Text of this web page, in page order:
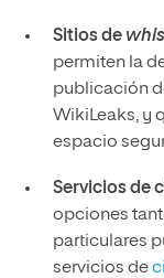
Sitios de
permiten la
publicación
WikiLeaks, y
espacio
Servicios de
opciones
particulares
servicios de